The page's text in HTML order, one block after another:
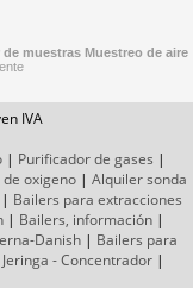
muestras Muestreo de aire
IVA
| Purificador de gases |
oxigeno | Alquiler sonda
| Bailers para extracciones
| Bailers, información |
Danish | Bailers para
Jeringa - Concentrador|